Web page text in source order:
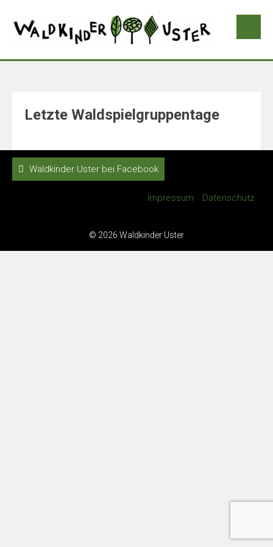
Letzte Waldspielgruppentage
Waldkinder Uster bei Facebook
Impressum Datenschutz
© 2026 Waldkinder Uster